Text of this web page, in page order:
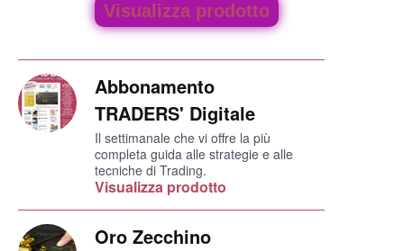
Visualizza prodotto
Abbonamento
TRADERS' Digitale
Il settimanale che vi offre la più
completa guida alle strategie e alle
tecniche di Trading.
Visualizza prodotto
Oro Zecchino